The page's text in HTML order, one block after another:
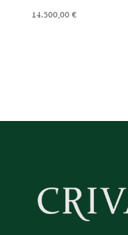
14.500,00€